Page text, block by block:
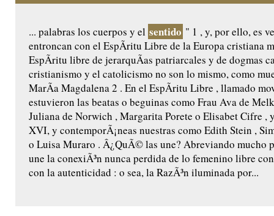
... palabras los cuerpos y el sentido " 1 , y, por ello, es
entroncan con el EspÃ­ritu Libre de la Europa cristiana
EspÃ­ritu libre de jerarquÃ­as patriarcales y de dogmas
cristianismo y el catolicismo no son lo mismo, como
MarÃ­a Magdalena 2 . En el EspÃ­ritu Libre , llamado
estuvieron las beatas o beguinas como Frau Ava de
Juliana de Norwich , Margarita Porete o Elisabet Cifre ,
XVI, y contemporÃ¡neas nuestras como Edith Stein ,
o Luisa Muraro . Â¿QuÃ© las une? Abreviando mucho
une la conexiÃ³n nunca perdida de lo femenino libre
con la autenticidad : o sea, la RazÃ³n iluminada por...